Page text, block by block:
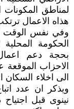
لمناطق
هذاه الاعمال
وفي نفس الوقت
الحكومة
بحجة دعم
الاحزاب
الى اخلاء
ويذكر ان عدد